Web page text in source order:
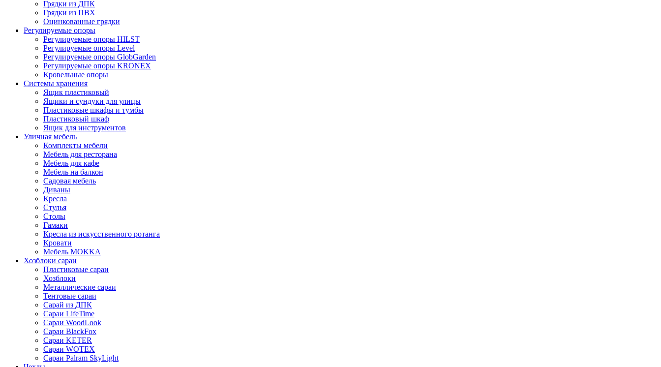
Грядки из ДПК
Грядки из ПВХ
Оцинкованные грядки
Регулируемые опоры
Регулируемые опоры HILST
Регулируемые опоры Level
Регулируемые опоры GlobGarden
Регулируемые опоры KRONEX
Кровельные опоры
Системы хранения
Ящик пластиковый
Ящики и сундуки для улицы
Пластиковые шкафы и тумбы
Пластиковый шкаф
Ящик для инструментов
Уличная мебель
Комплекты мебели
Мебель для ресторана
Мебель для кафе
Мебель на балкон
Садовая мебель
Диваны
Кресла
Стулья
Столы
Гамаки
Кресла из искусственного ротанга
Кровати
Мебель MOKKA
Хозблоки сараи
Пластиковые сараи
Хозблоки
Металлические сараи
Тентовые сараи
Сарай из ДПК
Cараи LifeTime
Cараи WoodLook
Сараи BlackFox
Сараи KETER
Сараи WOTEX
Сараи Palram SkyLight